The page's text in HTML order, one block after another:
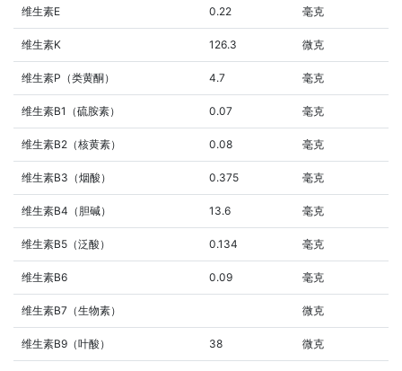
维生素E 0.22 毫克
维生素K 126.3 微克
维生素P（类黄酮） 4.7 毫克
维生素B1（硫胺素） 0.07 毫克
维生素B2（核黄素） 0.08 毫克
维生素B3（烟酸） 0.375 毫克
维生素B4（胆碱） 13.6 毫克
维生素B5（泛酸） 0.134 毫克
维生素B6 0.09 毫克
维生素B7（生物素） 微克
维生素B9（叶酸） 38 微克